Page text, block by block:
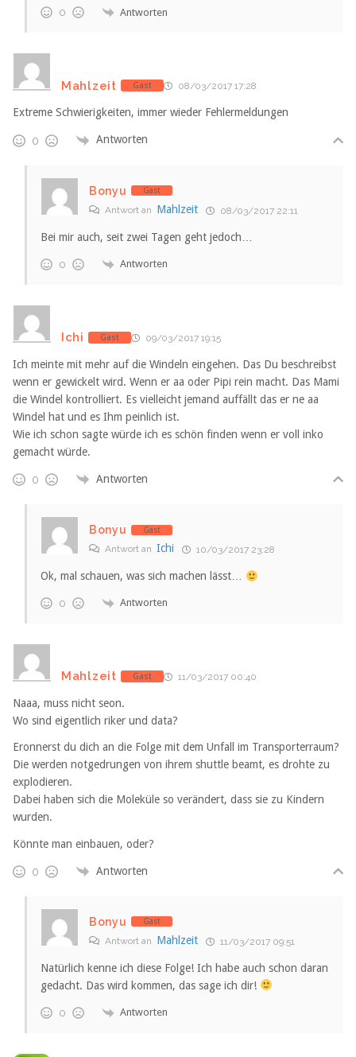
0 Antworten
Mahlzeit Gast 08/03/2017 17:28
Extreme Schwierigkeiten, immer wieder Fehlermeldungen
0 Antworten
Bonyu Gast
Antwort an Mahlzeit 08/03/2017 22:11
Bei mir auch, seit zwei Tagen geht jedoch…
0 Antworten
Ichi Gast 09/03/2017 19:15
Ich meinte mit mehr auf die Windeln eingehen. Das Du beschreibst
wenn er gewickelt wird. Wenn er aa oder Pipi rein macht. Das Mami
die Windel kontrolliert. Es vielleicht jemand auffällt das er ne aa
Windel hat und es Ihm peinlich ist.
Wie ich schon sagte würde ich es schön finden wenn er voll inko
gemacht würde.
0 Antworten
Bonyu Gast
Antwort an Ichi 10/03/2017 23:28
Ok, mal schauen, was sich machen lässt…
0 Antworten
Mahlzeit Gast 11/03/2017 00:40
Naaa, muss nicht seon.
Wo sind eigentlich riker und data?
Eronnerst du dich an die Folge mit dem Unfall im Transporterraum?
Die werden notgedrungen von ihrem shuttle beamt, es drohte zu
explodieren.
Dabei haben sich die Moleküle so verändert, dass sie zu Kindern
wurden.
Könnte man einbauen, oder?
0 Antworten
Bonyu Gast
Antwort an Mahlzeit 11/03/2017 09:51
Natürlich kenne ich diese Folge! Ich habe auch schon daran
gedacht. Das wird kommen, das sage ich dir!
0 Antworten